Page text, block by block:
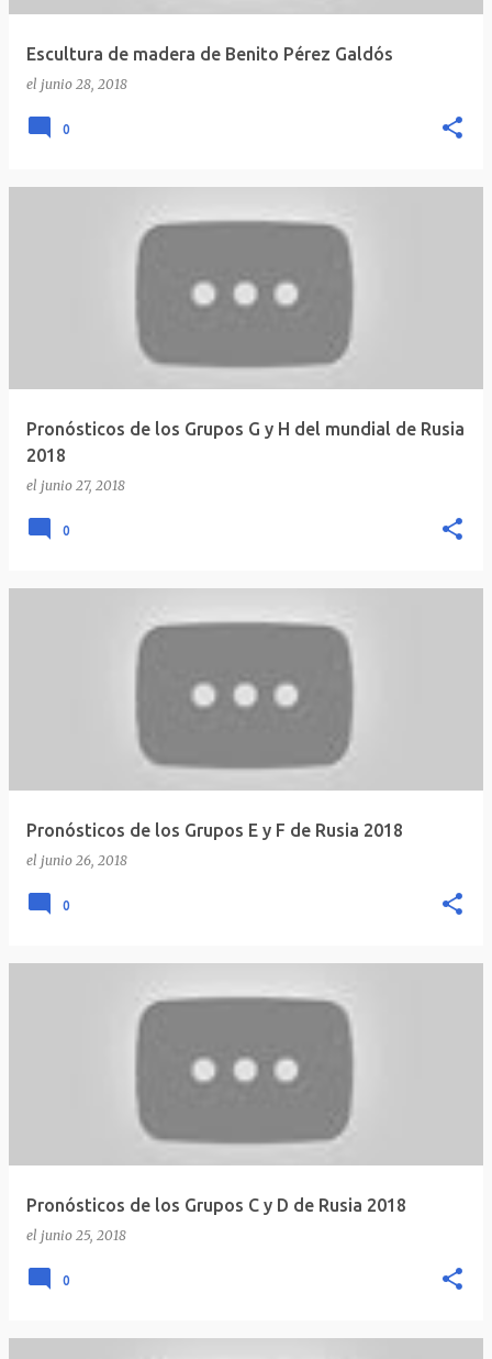
Escultura de madera de Benito Pérez Galdós
el junio 28, 2018
0
Pronósticos de los Grupos G y H del mundial de Rusia
2018
el junio 27, 2018
0
Pronósticos de los Grupos E y F de Rusia 2018
el junio 26, 2018
0
Pronósticos de los Grupos C y D de Rusia 2018
el junio 25, 2018
0